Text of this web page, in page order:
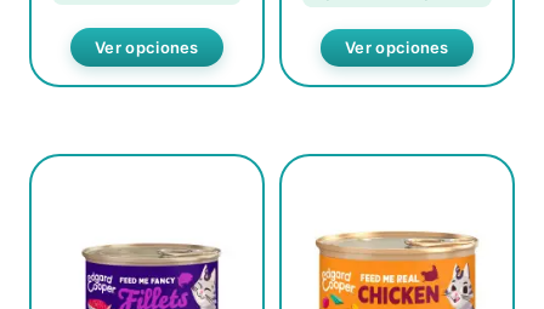
de
desde
1,26 €
Ver opciones
de
desde
1,26 €
Ver opciones
múltiples
variantes.
tiene
múltiples
variantes.